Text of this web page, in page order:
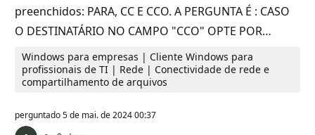
preenchidos: PARA, CC E CCO. A PERGUNTA É : CASO
O DESTINATÁRIO NO CAMPO "CCO" OPTE POR…
Windows para empresas | Cliente Windows para
profissionais de TI | Rede | Conectividade de rede e
compartilhamento de arquivos
perguntado5 de mai. de 2024 00:37